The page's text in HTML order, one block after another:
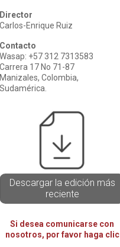
Director
Carlos-Enrique Ruiz
Contacto
Wasap: +57 312 7313583
Carrera 17 No 71-87
Manizales, Colombia,
Sudamérica.
Descargar la edición más
reciente
Si desea comunicarse con
nosotros, por favor haga clic